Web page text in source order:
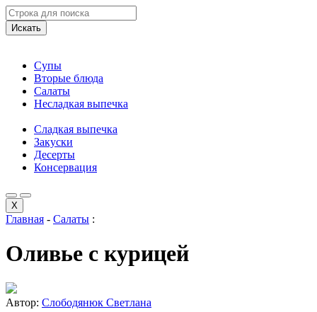
Искать
Супы
Вторые блюда
Салаты
Несладкая выпечка
Сладкая выпечка
Закуски
Десерты
Консервация
X
Главная - Салаты :
Оливье с курицей
Автор: Слободянюк Светлана